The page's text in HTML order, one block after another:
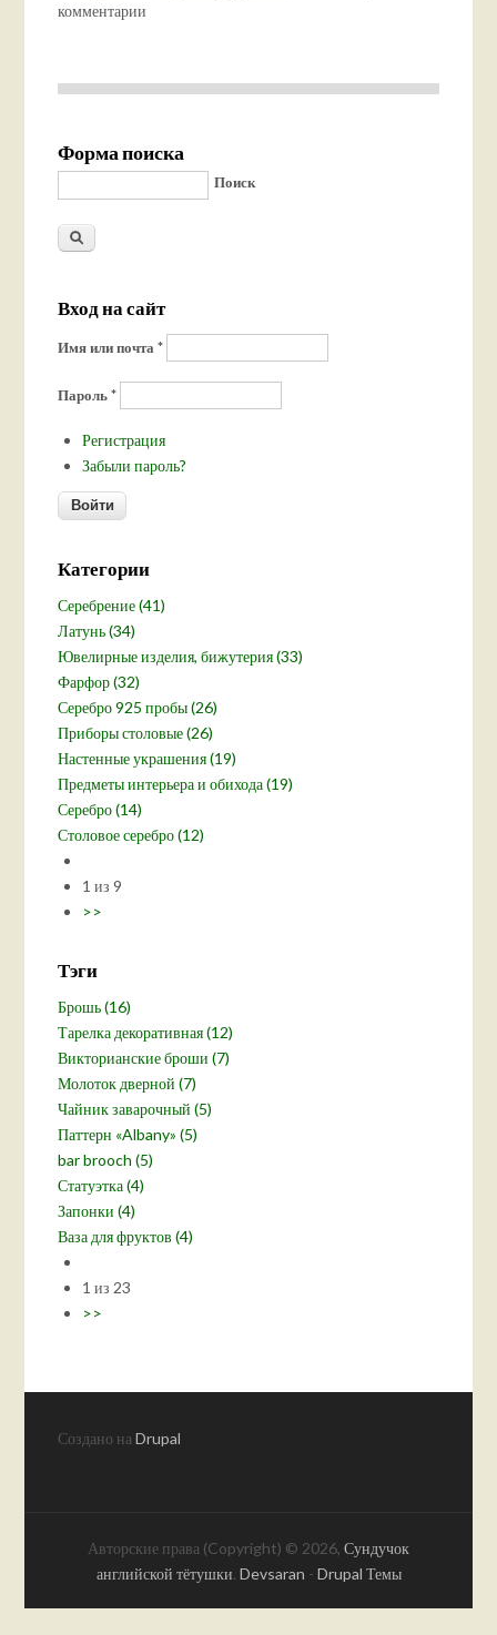
комментарии
Форма поиска
Поиск
Вход на сайт
Имя или почта*
Пароль*
Регистрация
Забыли пароль?
Категории
Серебрение (41)
Латунь (34)
Ювелирные изделия, бижутерия (33)
Фарфор (32)
Серебро 925 пробы (26)
Приборы столовые (26)
Настенные украшения (19)
Предметы интерьера и обихода (19)
Серебро (14)
Столовое серебро (12)
1 из 9
>>
Тэги
Брошь (16)
Тарелка декоративная (12)
Викторианские броши (7)
Молоток дверной (7)
Чайник заварочный (5)
Паттерн «Albany» (5)
bar brooch (5)
Статуэтка (4)
Запонки (4)
Ваза для фруктов (4)
1 из 23
>>
Создано наDrupal
Авторские права (Copyright) © 2026, Сундучок
английской тётушки. Devsaran - Drupal Темы